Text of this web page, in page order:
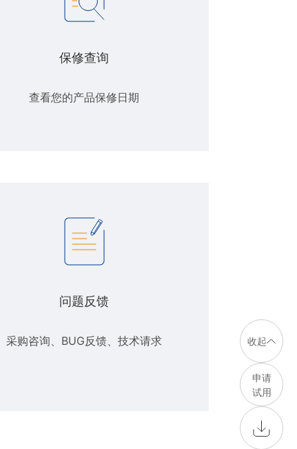
保修查询
查看您的产品保修日期
问题反馈
采购咨询、BUG反馈、技术请求 收起
申请
试用